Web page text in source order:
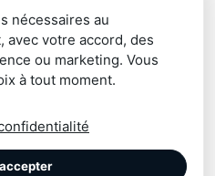
nécessaires au
avec votre accord, des
ou marketing. Vous
à tout moment.